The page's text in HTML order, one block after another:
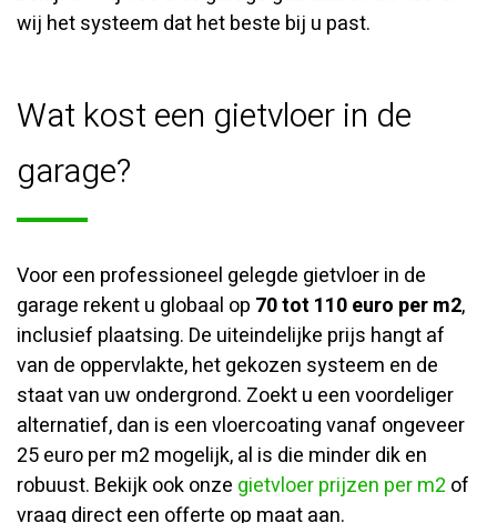
wij het systeem dat het beste bij u past.
Wat kost een gietvloer in de
garage?
Voor een professioneel gelegde gietvloer in de
garage rekent u globaal op 70 tot 110 euro per m2,
inclusief plaatsing. De uiteindelijke prijs hangt af
van de oppervlakte, het gekozen systeem en de
staat van uw ondergrond. Zoekt u een voordeliger
alternatief, dan is een vloercoating vanaf ongeveer
25 euro per m2 mogelijk, al is die minder dik en
robuust. Bekijk ook onze gietvloer prijzen per m2 of
vraag direct een offerte op maat aan.